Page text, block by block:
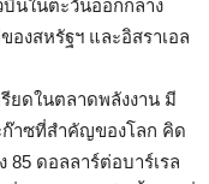
บินในตะวันออกกลาง
งสหรัฐฯ และอิสราเอล
ยดในตลาดพลังงาน มี
ก๊าซที่สำคัญของโลก คิด
ดอลลาร์ต่อบาร์เรล